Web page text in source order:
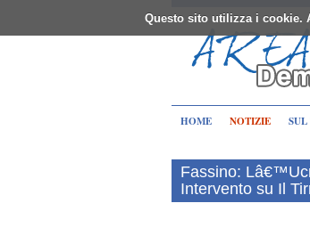
Questo sito utilizza i cookie.
HOME NOTIZIE
Fassino:
Intervento su Il